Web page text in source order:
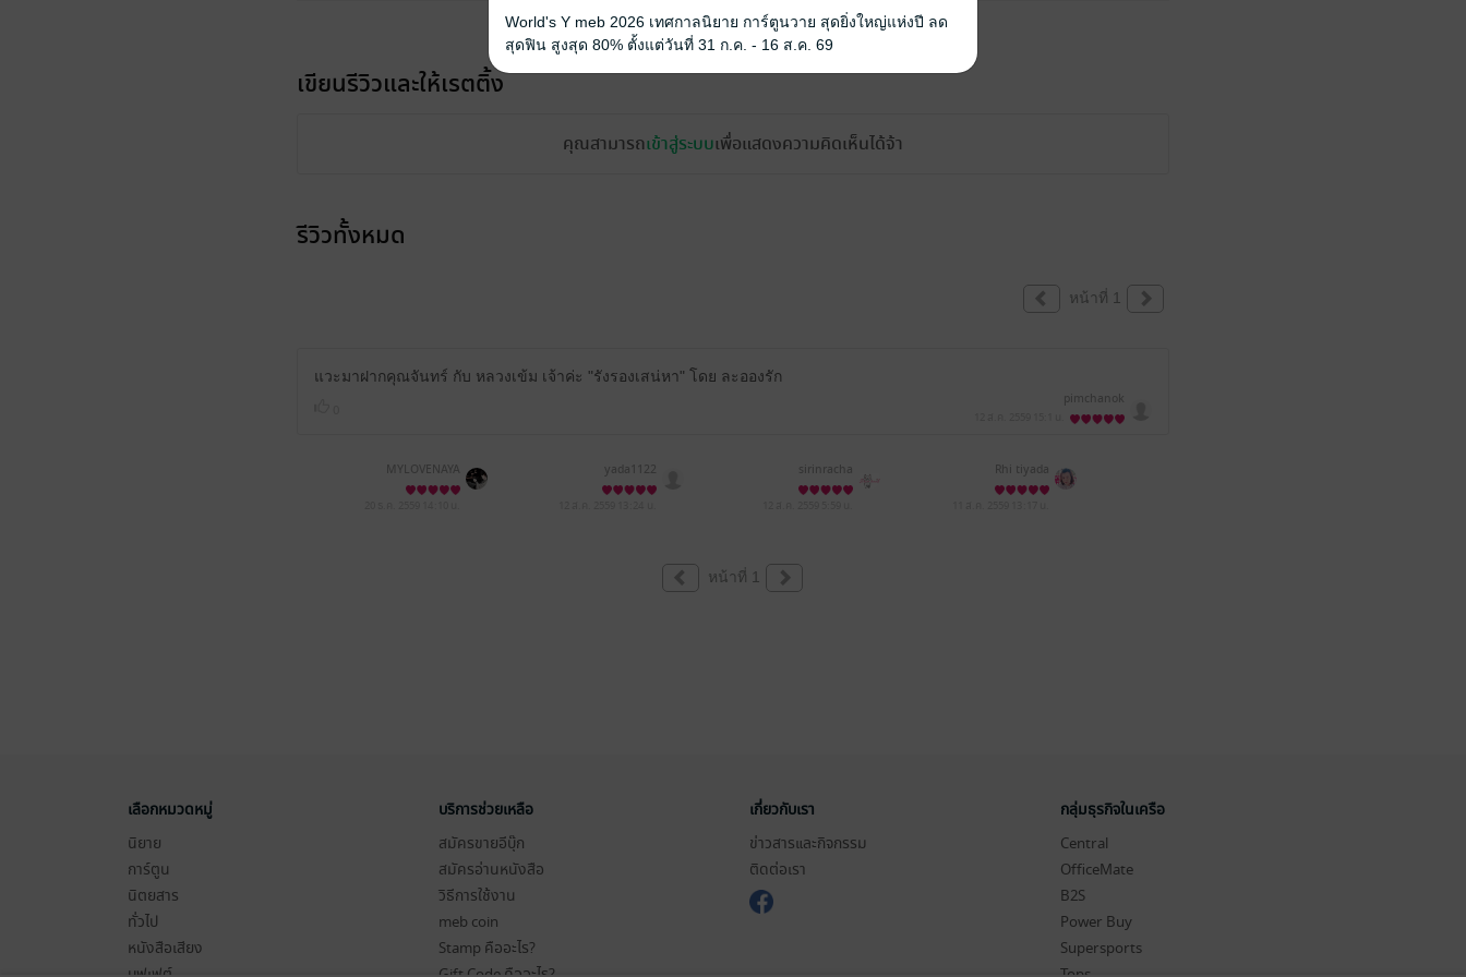
เขียนรีวิวและให้เรตติ้ง
คุณสามารถเข้าสู่ระบบเพื่อแสดงความคิดเห็นได้จ้า
รีวิวทั้งหมด
หน้าที่ 1
แวะมาฝากคุณจันทร์ กับ หลวงเข้ม เจ้าค่ะ "รังรองเสน่หา" โดย ละอองรัก
pimchanok
MYLOVENAYA yada1122 sirinracha Rhi tiyada
หน้าที่ 1
เลือกหมวดหมู่
นิยาย
การ์ตูน
นิตยสาร
ทั่วไป
หนังสือเสียง
บริการช่วยเหลือ
สมัครขายอีบุ๊ก
สมัครอ่านหนังสือ
วิธีการใช้งาน
meb coin
Stamp คืออะไร?
เกี่ยวกับเรา
ข่าวสารและกิจกรรม
ติดต่อเรา
กลุ่มธุรกิจในเครือ
Central
OfficeMate
B2S
Power Buy
Supersports
World's Y meb 2026 เทศกาลนิยาย การ์ตูนวาย สุดยิ่งใหญ่แห่งปี ลด
สุดฟิน สูงสุด 80% ตั้งแต่วันที่ 31 ก.ค. - 16 ส.ค. 69